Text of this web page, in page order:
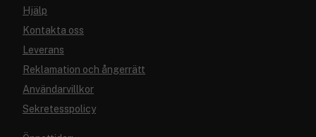
Hjälp
Kontakta oss
Leverans
Reklamation och ångerrätt
Användarvillkor
Sekretesspolicy